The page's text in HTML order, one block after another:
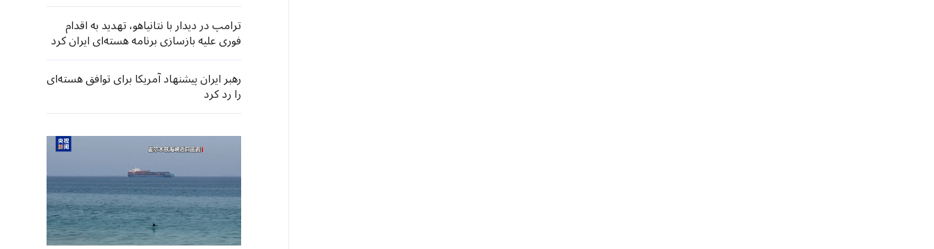
ترامپ در دیدار با نتانیاهو، تهدید به اقدام
فوری علیه بازسازی برنامه هسته‌ای ایران کرد
رهبر ایران پیشنهاد آمریکا برای توافق هسته‌ای
را رد کرد